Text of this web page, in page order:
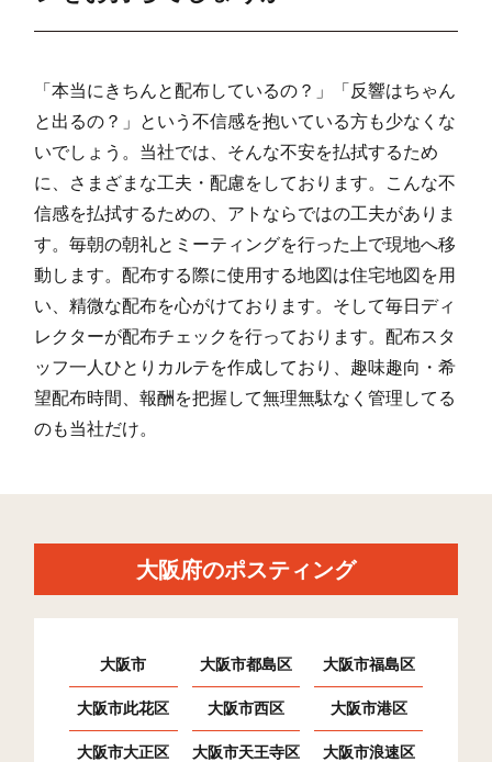
「本当にきちんと配布しているの？」「反響はちゃん
と出るの？」という不信感を抱いている方も少なくな
いでしょう。当社では、そんな不安を払拭するため
に、さまざまな工夫・配慮をしております。こんな不
信感を払拭するための、アトならではの工夫がありま
す。毎朝の朝礼とミーティングを行った上で現地へ移
動します。配布する際に使用する地図は住宅地図を用
い、精微な配布を心がけております。そして毎日ディ
レクターが配布チェックを行っております。配布スタ
ッフ一人ひとりカルテを作成しており、趣味趣向・希
望配布時間、報酬を把握して無理無駄なく管理してる
のも当社だけ。
大阪府のポスティング
大阪市 大阪市都島区 大阪市福島区
大阪市此花区 大阪市西区 大阪市港区
大阪市大正区 大阪市天王寺区 大阪市浪速区